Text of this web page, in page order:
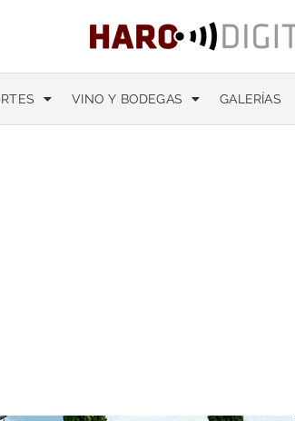
VINO Y BODEGAS GALERÍAS